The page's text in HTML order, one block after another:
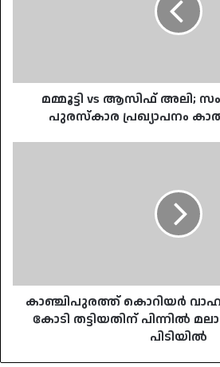
കാത്ത്
ആരാധകർ
മമ്മൂട്ടി vs ആസിഫ് അലി;
പുരസ്കാര പ്രഖ്യാപനം
മലാളി
സംഘം;
കാഞ്ചിപുരത്ത് കൊറിയർ
കോടി തട്ടിയതിന് പിന്നിൽ
പിടിയിൽ